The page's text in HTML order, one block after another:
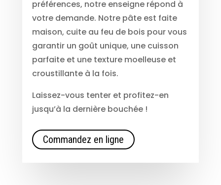
préférences, notre enseigne répond à
votre demande. Notre pâte est faite
maison, cuite au feu de bois pour vous
garantir un goût unique, une cuisson
parfaite et une texture moelleuse et
croustillante à la fois.
Laissez-vous tenter et profitez-en
jusqu’à la dernière bouchée !
Commandez en ligne